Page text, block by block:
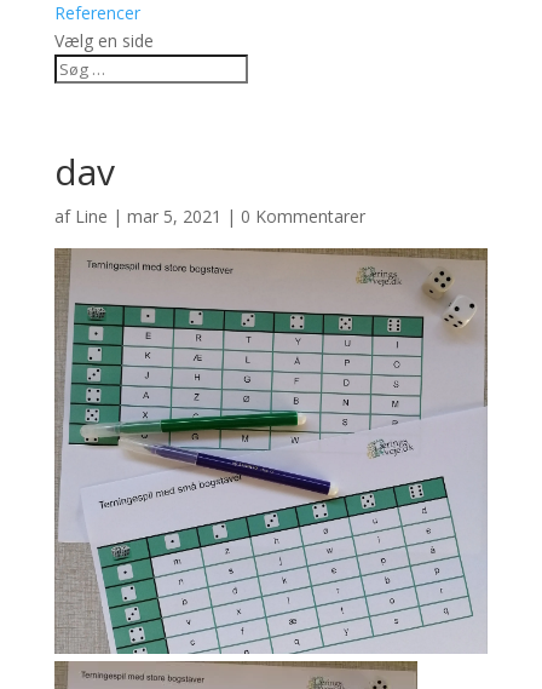
Referencer
Vælg en side
dav
af Line | mar 5, 2021 | 0 Kommentarer